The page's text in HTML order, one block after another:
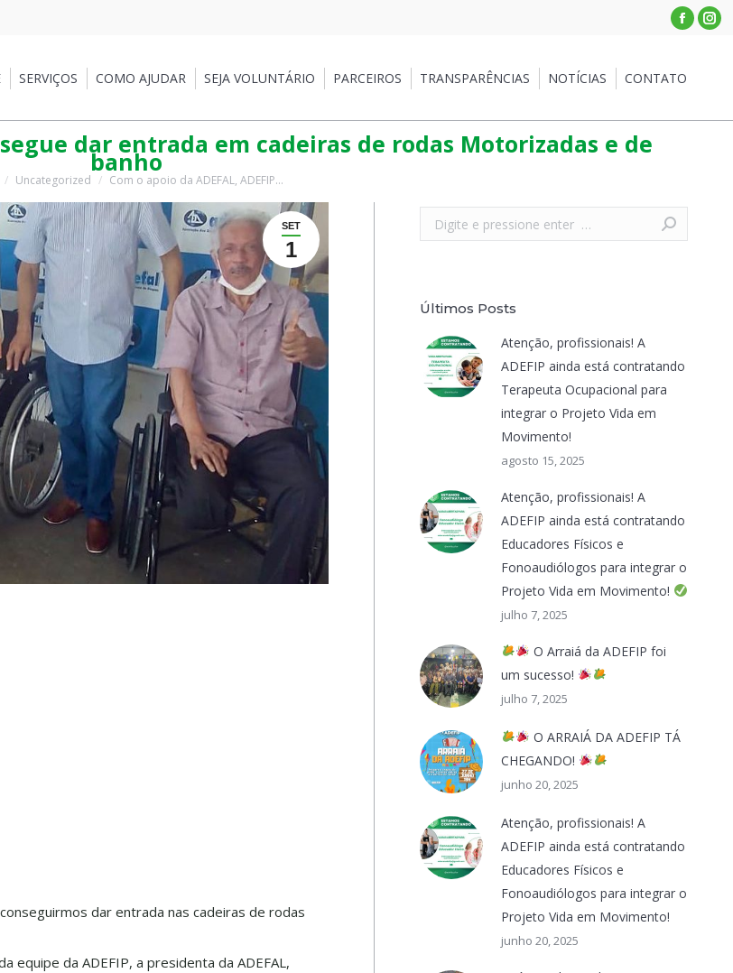
SERVIÇOS COMO AJUDAR SEJA VOLUNTÁRIO PARCEIROS TRANSPARÊNCIAS NOTÍCIAS CONTATO
dar entrada em cadeiras de rodas Motorizadas e de
banho
aqui:
Uncategorized Com o apoio da ADEFAL, ADEFIP…
SET
1
dar entrada nas cadeiras de rodas
equipe da ADEFIP, a presidenta da ADEFAL,
Search:
Últimos Posts
Atenção, profissionais! A
ADEFIP ainda está contratando
Terapeuta Ocupacional para
integrar o Projeto Vida em
Movimento!
agosto 15, 2025
Atenção, profissionais! A
ADEFIP ainda está contratando
Educadores Físicos e
Fonoaudiólogos para integrar o
Projeto Vida em Movimento!
julho 7, 2025
O Arraiá da ADEFIP foi
um sucesso!
julho 7, 2025
O ARRAIÁ DA ADEFIP TÁ
CHEGANDO!
junho 20, 2025
Atenção, profissionais! A
ADEFIP ainda está contratando
Educadores Físicos e
Fonoaudiólogos para integrar o
Projeto Vida em Movimento!
junho 20, 2025